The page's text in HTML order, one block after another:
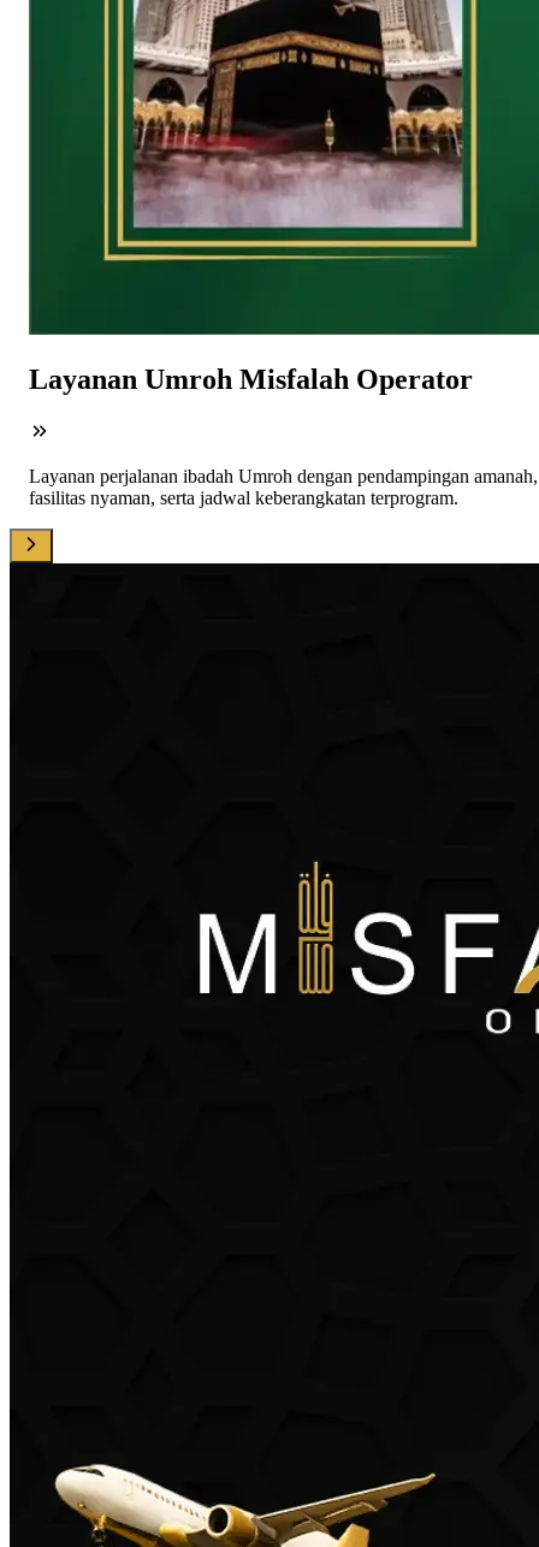
Layanan Umroh Misfalah Operator
Layanan perjalanan ibadah Umroh dengan pendampingan amanah,
fasilitas nyaman, serta jadwal keberangkatan terprogram.